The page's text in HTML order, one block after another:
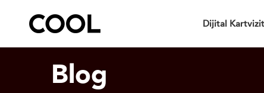
Dijital
Blog